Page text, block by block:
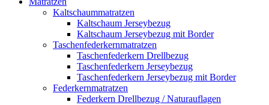
Kaltschaummatratzen
Kaltschaum Jerseybezug
Kaltschaum Jerseybezug mit Border
Taschenfederkernmatratzen
Taschenfederkern Drellbezug
Taschenfederkern Jerseybezug
Taschenfederkern Jerseybezug mit Border
Federkernmatratzen
Federkern Drellbezug / Naturauflagen